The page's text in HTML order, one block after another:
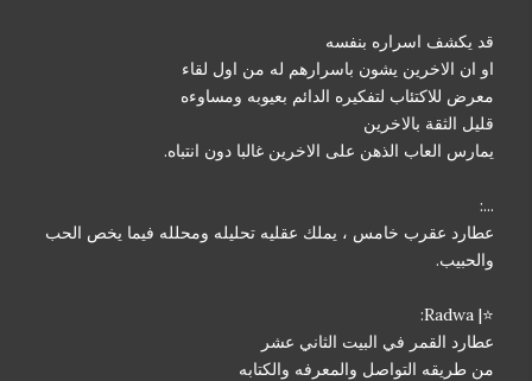
قد يكشف اسراره بنفسه
او ان الاخرين يشون باسرارهم له من اول لقاء
معرض للاكتئاب لتفكيره الدائم بعيوبه ومساوءه
قليل الثقة بالاخرين
يمارس العاب الذهن على الاخرين غالبا دون انتباه.
...:
عطارد عقرب خامس ، يملك عقليه تحليله ومحلله فيما يخص الحب
والحبيب.
⭐| Radwa:
عطارد القمر في البيت الثاني عشر
من طريقه التواصل والمعرفه والكتابه